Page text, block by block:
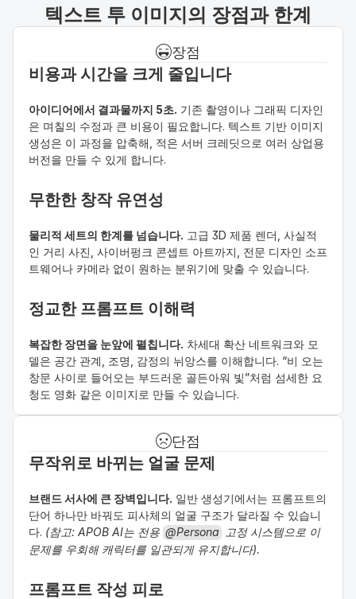
텍스트 투 이미지의 장점과 한계
장점
비용과 시간을 크게 줄입니다
아이디어에서 결과물까지 5초. 기존 촬영이나 그래픽 디자인
은 며칠의 수정과 큰 비용이 필요합니다. 텍스트 기반 이미지
생성은 이 과정을 압축해, 적은 서버 크레딧으로 여러 상업용
버전을 만들 수 있게 합니다.
무한한 창작 유연성
물리적 세트의 한계를 넘습니다. 고급 3D 제품 렌더, 사실적
인 거리 사진, 사이버펑크 콘셉트 아트까지, 전문 디자인 소프
트웨어나 카메라 없이 원하는 분위기에 맞출 수 있습니다.
정교한 프롬프트 이해력
복잡한 장면을 눈앞에 펼칩니다. 차세대 확산 네트워크와 모
델은 공간 관계, 조명, 감정의 뉘앙스를 이해합니다. “비 오는
창문 사이로 들어오는 부드러운 골든아워 빛”처럼 섬세한 요
청도 영화 같은 이미지로 만들 수 있습니다.
단점
무작위로 바뀌는 얼굴 문제
브랜드 서사에 큰 장벽입니다. 일반 생성기에서는 프롬프트의
단어 하나만 바꿔도 피사체의 얼굴 구조가 달라질 수 있습니
다. (참고: APOB AI는 전용 @Persona 고정 시스템으로 이
문제를 우회해 캐릭터를 일관되게 유지합니다).
프롬프트 작성 피로